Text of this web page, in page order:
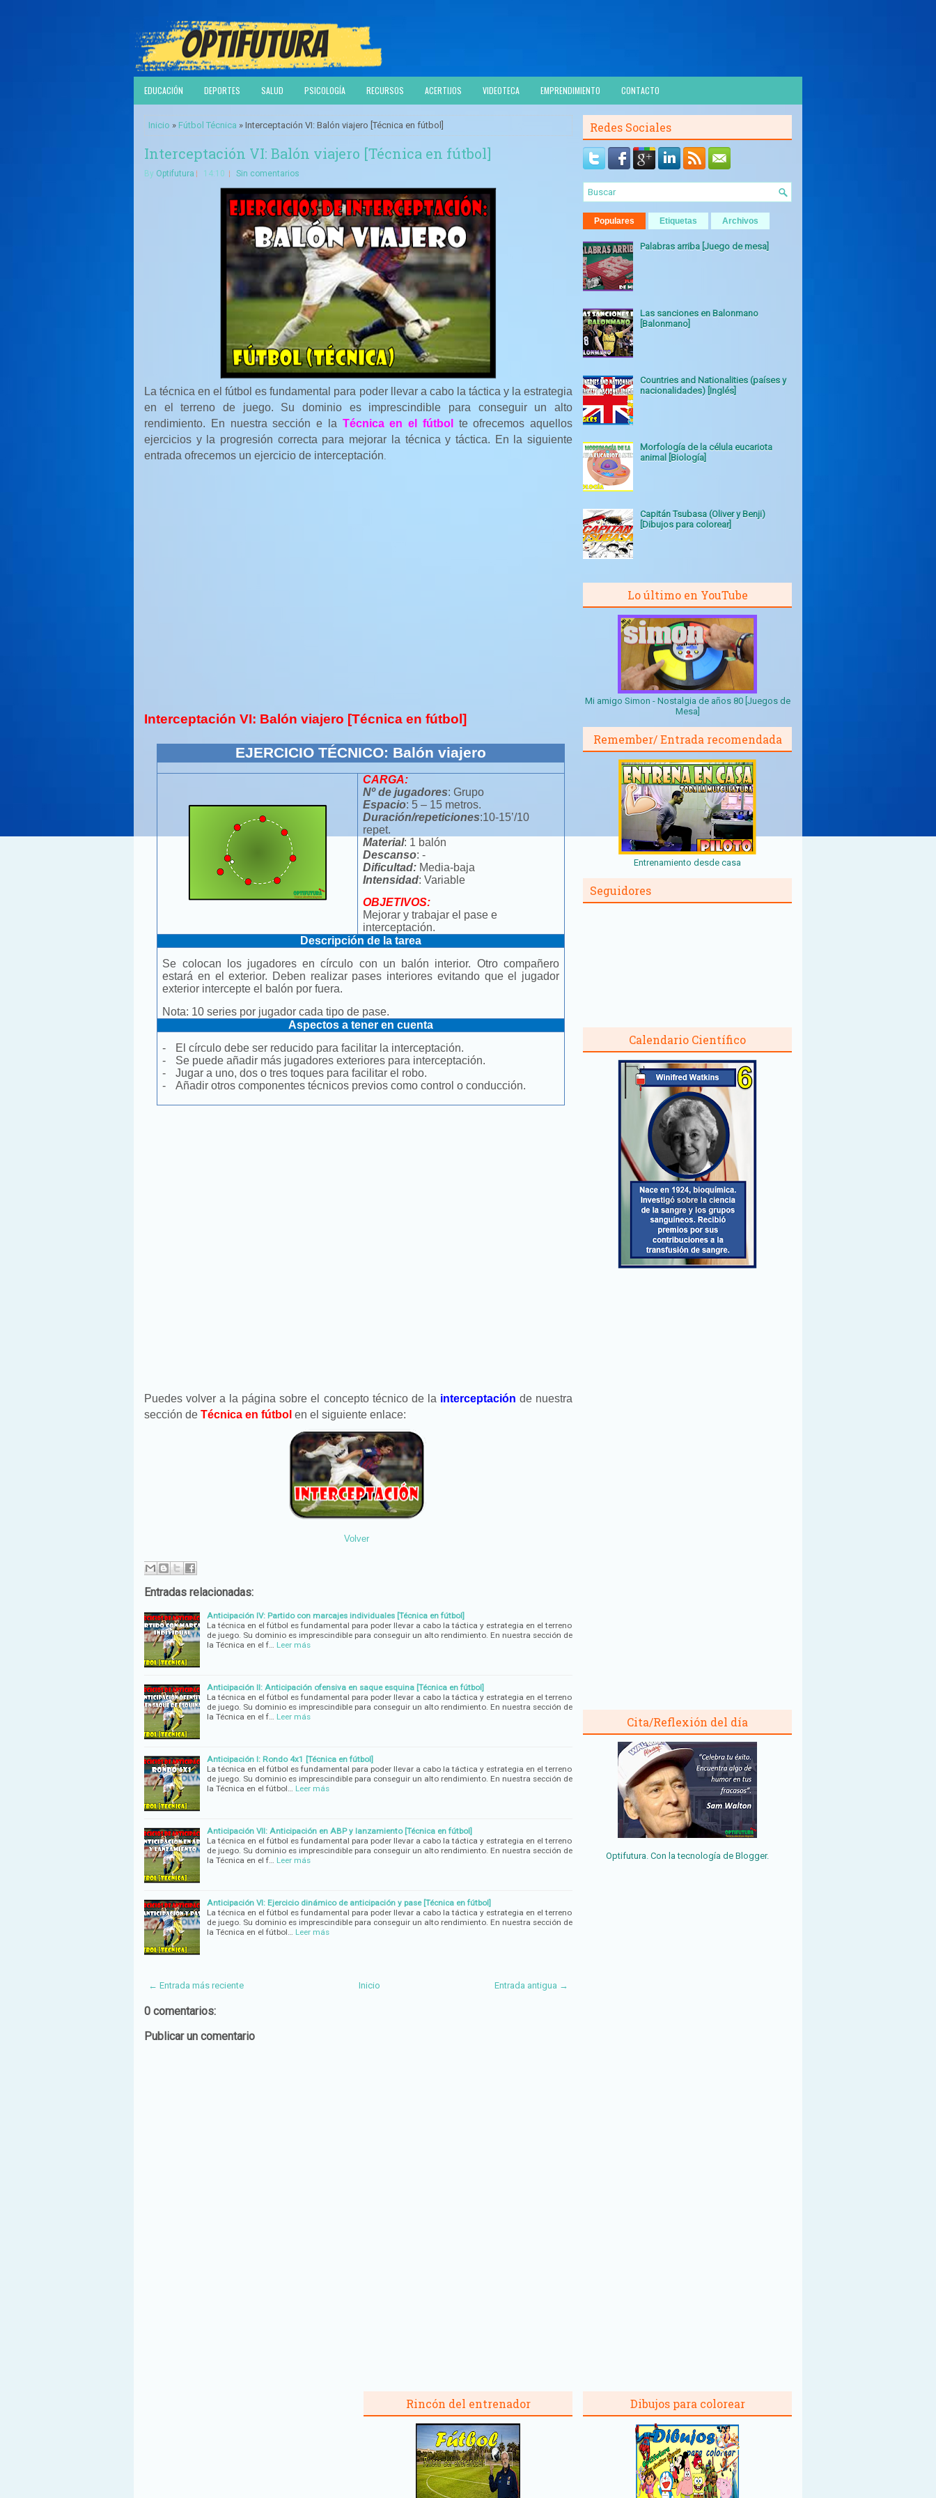
EDUCACIÓN DEPORTES SALUD PSICOLOGÍA RECURSOS ACERTIJOS VIDEOTECA EMPRENDIMIENTO CONTACTO
Inicio » Fútbol Técnica » Interceptación VI: Balón viajero [Técnica en fútbol]
Interceptación VI: Balón viajero [Técnica en fútbol]
By Optifutura 14:10 Sin comentarios
La técnica en el fútbol es fundamental para poder llevar a cabo la táctica y la estrategia
en el terreno de juego. Su dominio es imprescindible para conseguir un alto
rendimiento. En nuestra sección e la Técnica en el fútbol
te ofrecemos aquellos
ejercicios y la progresión correcta para mejorar la técnica y táctica. En la siguiente
entrada ofrecemos un ejercicio de interceptación.
Interceptación VI: Balón viajero [Técnica en fútbol]
EJERCICIO TÉCNICO: Balón viajero
CARGA:
Nº de jugadores: Grupo
Espacio: 5 – 15 metros.
Duración/repeticiones:10-15’/10
repet.
Material: 1 balón
Descanso: -
Dificultad: Media-baja
Intensidad: Variable
OBJETIVOS:
Mejorar y trabajar el pase e
interceptación.
Descripción de la tarea
Se colocan los jugadores en círculo con un balón interior. Otro compañero
estará en el exterior. Deben realizar pases interiores evitando que el jugador
exterior intercepte el balón por fuera.
Nota: 10 series por jugador cada tipo de pase.
Aspectos a tener en cuenta
-
El círculo debe ser reducido para facilitar la interceptación.
-
Se puede añadir más jugadores exteriores para interceptación.
-
Jugar a uno, dos o tres toques para facilitar el robo.
-
Añadir otros componentes técnicos previos como control o conducción.
Puedes volver a la página sobre el concepto técnico de la interceptación de nuestra
sección de Técnica en fútbol en el siguiente enlace:
Volver
Entradas relacionadas:
Anticipación IV: Partido con marcajes individuales [Técnica en fútbol]
La técnica en el fútbol es fundamental para poder llevar a cabo la táctica y estrategia en el terreno
de juego. Su dominio es imprescindible para conseguir un alto rendimiento. En nuestra sección de
la Técnica en el f… Leer más
Anticipación II: Anticipación ofensiva en saque esquina [Técnica en fútbol]
La técnica en el fútbol es fundamental para poder llevar a cabo la táctica y estrategia en el terreno
de juego. Su dominio es imprescindible para conseguir un alto rendimiento. En nuestra sección de
la Técnica en el f… Leer más
Anticipación I: Rondo 4x1 [Técnica en fútbol]
La técnica en el fútbol es fundamental para poder llevar a cabo la táctica y estrategia en el terreno
de juego. Su dominio es imprescindible para conseguir un alto rendimiento. En nuestra sección de
la Técnica en el fútbol… Leer más
Anticipación VII: Anticipación en ABP y lanzamiento [Técnica en fútbol]
La técnica en el fútbol es fundamental para poder llevar a cabo la táctica y estrategia en el terreno
de juego. Su dominio es imprescindible para conseguir un alto rendimiento. En nuestra sección de
la Técnica en el f… Leer más
Anticipación VI: Ejercicio dinámico de anticipación y pase [Técnica en fútbol]
La técnica en el fútbol es fundamental para poder llevar a cabo la táctica y estrategia en el terreno
de juego. Su dominio es imprescindible para conseguir un alto rendimiento. En nuestra sección de
la Técnica en el fútbol… Leer más
← Entrada más reciente Entrada antigua →
Inicio
0 comentarios:
Publicar un comentario
Redes Sociales
Populares Etiquetas Archivos
Palabras arriba [Juego de mesa]
Las sanciones en Balonmano
[Balonmano]
Countries and Nationalities (países y
nacionalidades) [Inglés]
Morfología de la célula eucariota
animal [Biología]
Capitán Tsubasa (Oliver y Benji)
[Dibujos para colorear]
Lo último en YouTube
Mi amigo Simon - Nostalgia de años 80 [Juegos de
Mesa]
Remember/ Entrada recomendada
Entrenamiento desde casa
Seguidores
Calendario Científico
Cita/Reflexión del día
Optifutura. Con la tecnología de Blogger.
Rincón del entrenador Dibujos para colorear